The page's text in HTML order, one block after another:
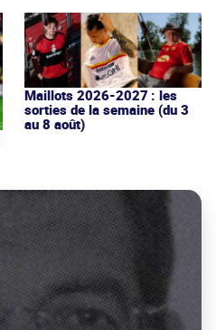
Maillots 2026-2027 : les
sorties de la semaine (du 3
au 8 août)